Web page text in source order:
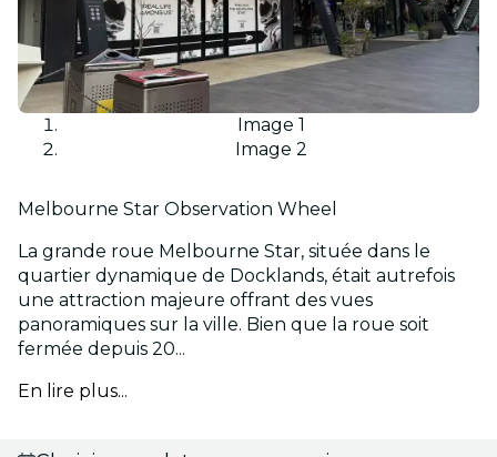
Image 1
Image 2
Melbourne Star Observation Wheel
La grande roue Melbourne Star, située dans le
quartier dynamique de Docklands, était autrefois
une attraction majeure offrant des vues
panoramiques sur la ville. Bien que la roue soit
fermée depuis 20...
En lire plus...